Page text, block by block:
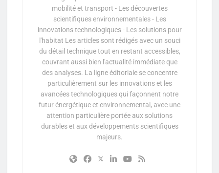
mobilité et transport - Les découvertes
scientifiques environnementales - Les
innovations technologiques - Les solutions pour
l'habitat Les articles sont rédigés avec un souci
du détail technique tout en restant accessibles,
couvrant aussi bien l'actualité immédiate que
des analyses. La ligne éditoriale se concentre
particulièrement sur les innovations et les
avancées technologiques qui façonnent notre
futur énergétique et environnemental, avec une
attention particulière portée aux solutions
durables et aux développements scientifiques
majeurs.